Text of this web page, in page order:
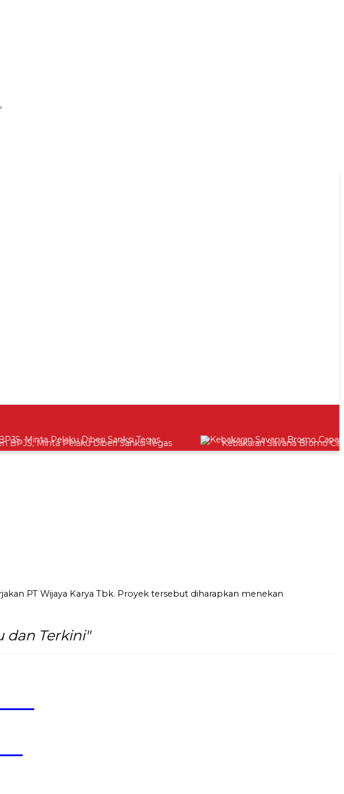
Minta Pelaku Diberi Sanksi Tegas Kebakaran Savana Bromo Capai
PT Wijaya Karya Tbk. Proyek tersebut diharapkan menekan
dan Terkini"